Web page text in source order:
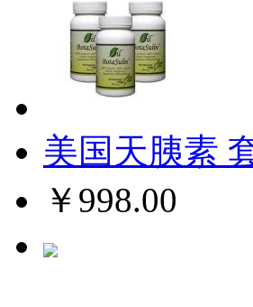
美国天胰素
￥998.00